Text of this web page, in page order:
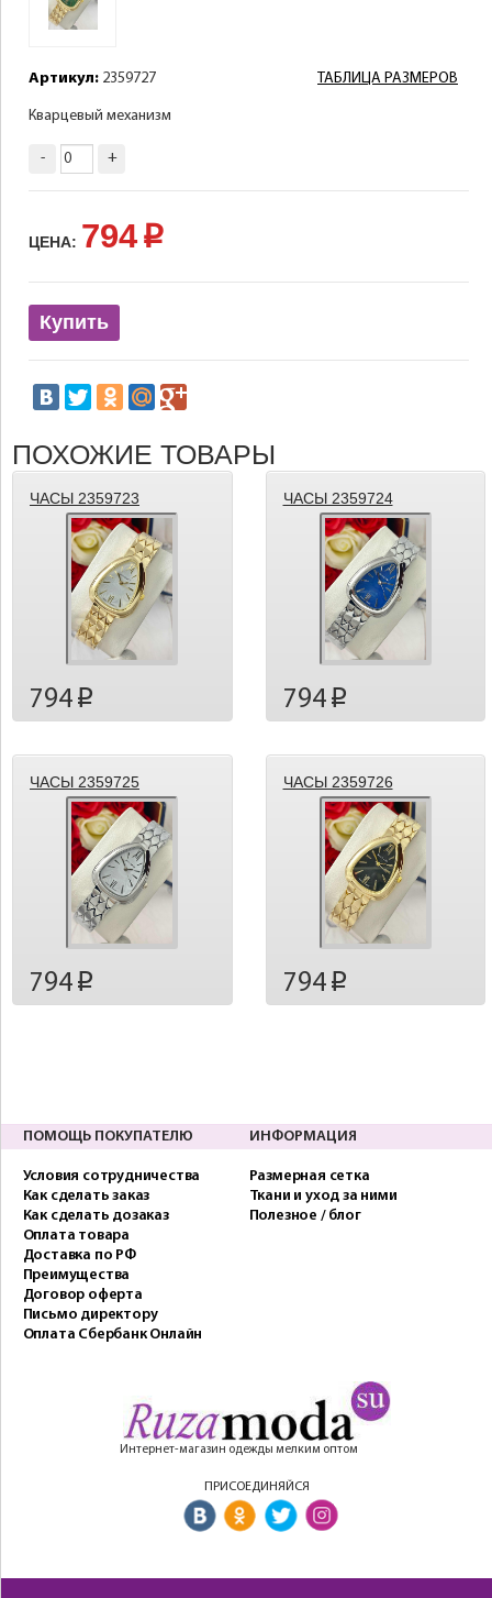
ТАБЛИЦА РАЗМЕРОВ
Артикул: 2359727
Кварцевый механизм
- +
ЦЕНА: 794 p
Купить
ПОХОЖИЕ ТОВАРЫ
ЧАСЫ 2359723
794 p
ЧАСЫ 2359724
794p
ЧАСЫ 2359725
794 p
ЧАСЫ 2359726
794p
ПОМОЩЬ ПОКУПАТЕЛЮ
Условия сотрудничества
Как сделать заказ
Как сделать дозаказ
Оплата товара
Доставка по РФ
Преимущества
Договор оферта
Письмо директору
Оплата Сбербанк Онлайн
ИНФОРМАЦИЯ
Размерная сетка
Ткани и уход за ними
Полезное / блог
Интернет-магазин одежды мелким оптом
ПРИСОЕДИНЯЙСЯ